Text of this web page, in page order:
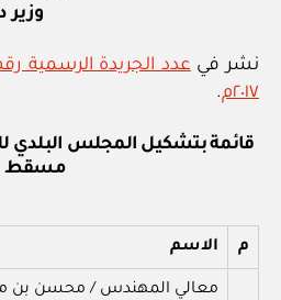
وزير
نشر في
٢٠١٧م
.
قائمة بتشكيل المجلس البلدي
مسقط
م الاسم
معالي المهندس / محسن بن